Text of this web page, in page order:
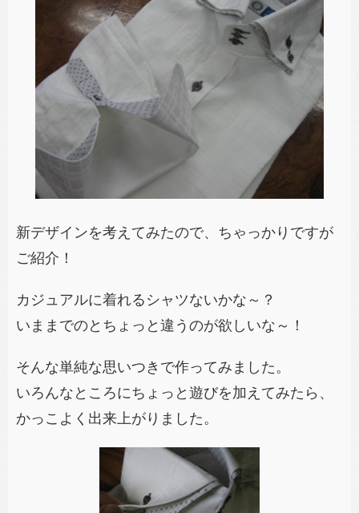
新デザインを考えてみたので、ちゃっかりですが
ご紹介！
カジュアルに着れるシャツないかな～？
いままでのとちょっと違うのが欲しいな～！
そんな単純な思いつきで作ってみました。
いろんなところにちょっと遊びを加えてみたら、
かっこよく出来上がりました。